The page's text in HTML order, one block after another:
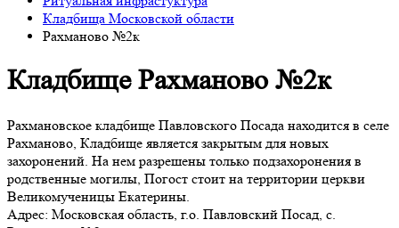
Кладбища Московской области
Рахманово №2к
Кладбище Рахманово №2к
Рахмановское кладбище Павловского Посада находится в селе
Рахманово, Кладбище является закрытым для новых
захоронений. На нем разрешены только подзахоронения в
родственные могилы, Погост стоит на территории церкви
Великомученицы Екатерины.
Адрес: Московская область, г.о. Павловский Посад, с.